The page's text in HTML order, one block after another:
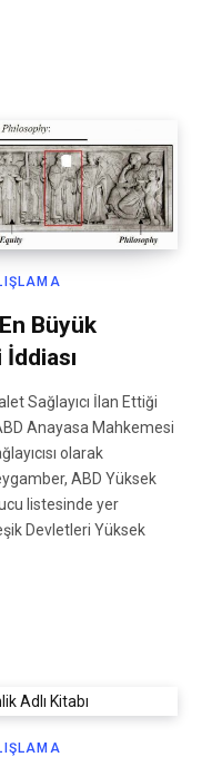
Büyük
Sağlayıcı İlan Ettiği
Anayasa Mahkemesi
olarak
ABD Yüksek
listesinde yer
Devletleri Yüksek